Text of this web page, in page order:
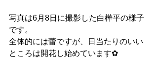
写真は6月8日に撮影した白樺平の様子
です。
全体的には蕾ですが、日当たりのいい
ところは開花し始めています✿